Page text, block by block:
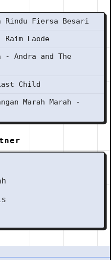
Rindu Fiersa Besari
Laode
- Andra and The
Child
Marah Marah -